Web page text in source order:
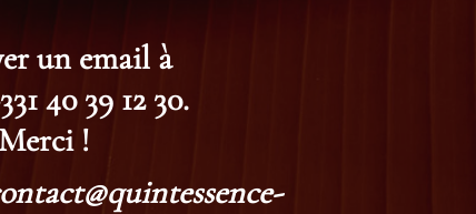
un email à
40 39 12 30.
!